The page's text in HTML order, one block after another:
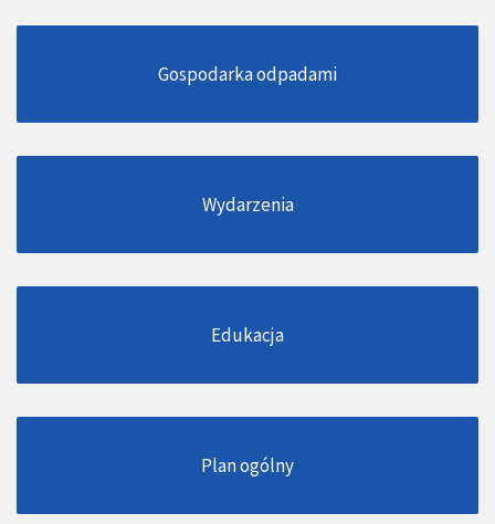
Gospodarka odpadami
Wydarzenia
Edukacja
Plan ogólny